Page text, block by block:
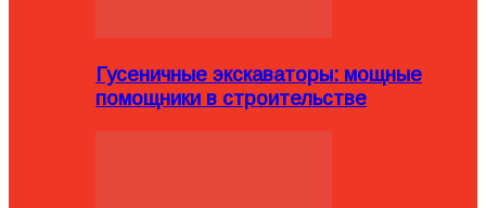
Гусеничные экскаваторы: мощные
помощники в строительстве